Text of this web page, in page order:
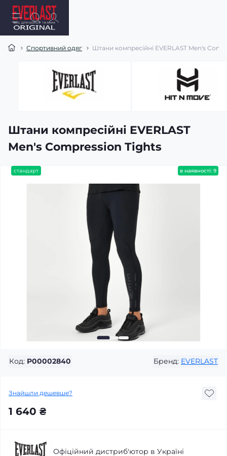
Спортивний одяг Штани компресійні EVERLAST Men's
Штани компресійні EVERLAST
Men's Compression Tights
стандарт в наявності: 9
Код: P00002840 Бренд: EVERLAST
Знайшли дешевше?
1 640 ₴
Офіційний дистриб'ютор в Україні